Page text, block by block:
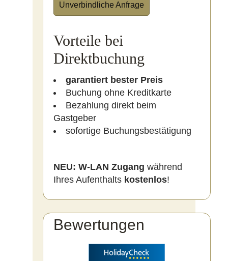
Unverbindliche Anfrage
Vorteile bei
Direktbuchung
garantiert bester Preis
Buchung ohne Kreditkarte
Bezahlung direkt beim
Gastgeber
sofortige Buchungsbestätigung
NEU: W-LAN Zugang während
Ihres Aufenthalts kostenlos!
Bewertungen